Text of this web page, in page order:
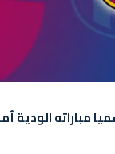
مباراته الودية